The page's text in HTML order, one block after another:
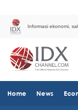
Informasi ekonomi,
Home News